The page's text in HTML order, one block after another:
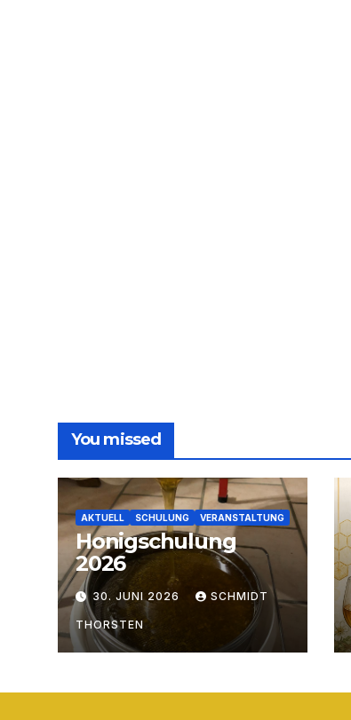
You missed
AKTUELL SCHULUNG VERANSTALTUNG
Honigschulung
2026
30. JUNI 2026 SCHMIDT
THORSTEN